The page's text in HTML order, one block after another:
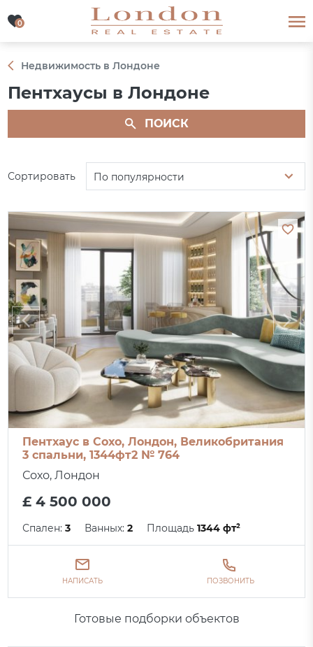
0
0
Недвижимость в Лондоне
Пентхаусы в Лондоне
ПОИСК
Сортировать По популярности
Пентхаус в Сохо, Лондон, Великобритания
3 спальни, 1344фт2 № 764
Сохо, Лондон
£ 4 500 000
Спален:3 Ванных:2 Площадь1344 фт²
НАПИСАТЬ ПОЗВОНИТЬ
Готовые подборки объектов